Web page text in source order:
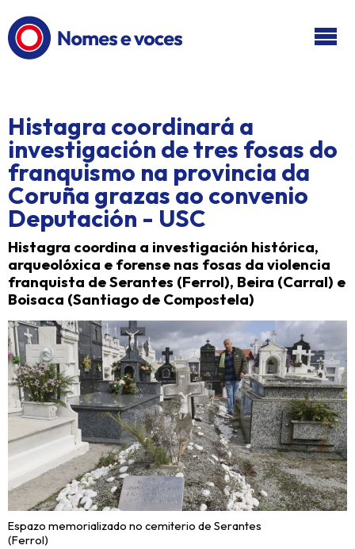
Histagra coordinará a
investigación de tres fosas do
franquismo na provincia da
Coruña grazas ao convenio
Deputación - USC
Histagra coordina a investigación histórica,
arqueolóxica e forense nas fosas da violencia
franquista de Serantes (Ferrol), Beira (Carral) e
Boisaca (Santiago de Compostela)
Espazo memorializado no cemiterio de Serantes
(Ferrol)